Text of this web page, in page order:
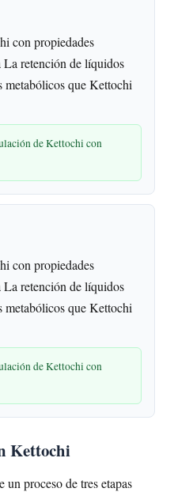
con propiedades
La retención de líquidos
metabólicos que Kettochi
de Kettochi con
con propiedades
La retención de líquidos
metabólicos que Kettochi
de Kettochi con
Kettochi
proceso de tres etapas